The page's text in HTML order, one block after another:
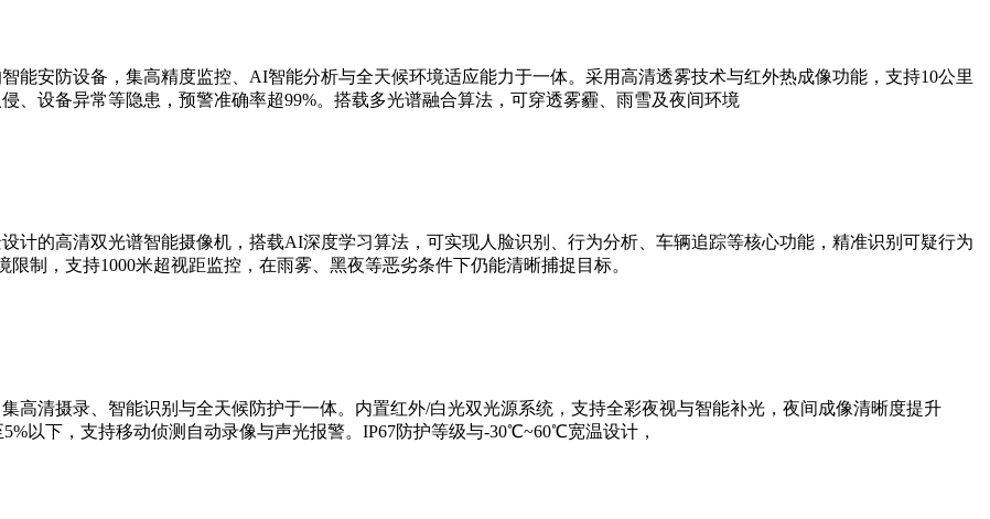
能安防设备，集高精度监控、AI智能分析与全天候环境适应能力于一体。采用高清透雾技术与红外热成像功能，支持10公里
、设备异常等隐患，预警准确率超99%。搭载多光谱融合算法，可穿透雾霾、雨雪及夜间环境
的高清双光谱智能摄像机，搭载AI深度学习算法，可实现人脸识别、行为分析、车辆追踪等核心功能，精准识别可疑行为
制，支持1000米超视距监控，在雨雾、黑夜等恶劣条件下仍能清晰捕捉目标。
高清摄录、智能识别与全天候防护于一体。内置红外/白光双光源系统，支持全彩夜视与智能补光，夜间成像清晰度提升
以下，支持移动侦测自动录像与声光报警。IP67防护等级与-30℃~60℃宽温设计，